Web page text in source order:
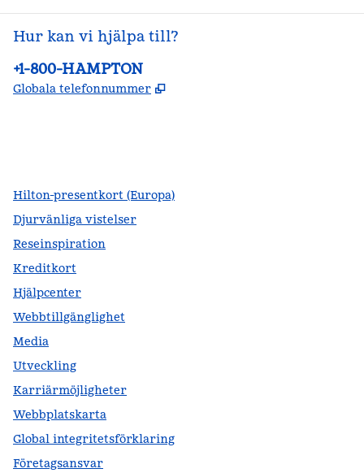
Hur kan vi hjälpa till?
Telefon:
+1-800-HAMPTON
Globala telefonnummer ,
Hilton-presentkort (Europa)
Djurvänliga vistelser
Reseinspiration
Kreditkort
Hjälpcenter
Webbtillgänglighet
Media
Utveckling
Karriärmöjligheter
Webbplatskarta
Global integritetsförklaring
Företagsansvar